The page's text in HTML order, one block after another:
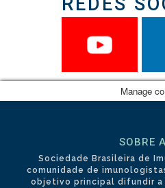
SOBRE
Sociedade Brasileira de
comunidade de
objetivo principal difundir a
Manage